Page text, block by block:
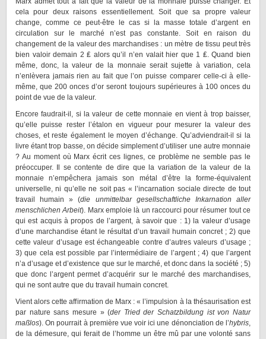
cela pour deux raisons essentiellement. Soit que sa propre valeur
change, comme ce peut-être le cas si la masse totale d’argent en
circulation sur le marché n’est pas constante. Soit en raison du
changement de la valeur des marchandises : un mètre de tissu peut très
bien valoir demain 2 ₤ alors qu’il n’en valait hier que 1 ₤. Quand bien
même, donc, la valeur de la monnaie serait sujette à variation, cela
n’enlèvera jamais rien au fait que l’on puisse comparer celle-ci à elle-
même, que 200 onces d’or seront toujours supérieures à 100 onces du
point de vue de la valeur.
Encore faudrait-il, si la valeur de cette monnaie en vient à trop baisser,
qu’elle puisse rester l’étalon en vigueur pour mesurer la valeur des
choses, et reste également le moyen d’échange. Qu’adviendrait-il si la
livre étant trop basse, on décide simplement d’utiliser une autre monnaie
? Au moment où Marx écrit ces lignes, ce problème ne semble pas le
préoccuper. Il se contente de dire que la variation de la valeur de la
monnaie n’empêchera jamais son métal d’être la forme-équivalent
universelle, ni qu’elle ne soit pas « l’incarnation sociale directe de tout
travail humain » (die unmittelbar gesellschaftliche Inkarnation aller
menschlichen Arbeit). Marx emploie là un raccourci pour résumer tout ce
qui est acquis à propos de l’argent, à savoir que : 1) la valeur d’usage
d’une marchandise étant le résultat d’un travail humain concret ; 2) que
cette valeur d’usage est échangeable contre d’autres valeurs d’usage ;
3) que cela est possible par l’intermédiaire de l’argent ; 4) que l’argent
n’a d’usage et d’existence que sur le marché, et donc dans la société ; 5)
que donc l’argent permet d’acquérir sur le marché des marchandises,
qui ne sont autre que du travail humain concret.
Vient alors cette affirmation de Marx : « l’impulsion à la thésaurisation est
par nature sans mesure » (der Tried der Schatzbildung ist von Natur
maßlos). On pourrait à première vue voir ici une dénonciation de l’hybris,
de la démesure, qui ferait de l’homme un être mû par une volonté sans